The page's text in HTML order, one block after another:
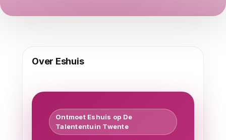
Over Eshuis
Ontmoet Eshuis op De
Talententuin Twente